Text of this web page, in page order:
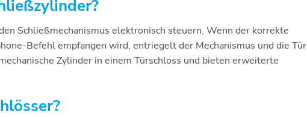
Schließmechanismus elektronisch steuern. Wenn der korrekte
Befehl empfangen wird, entriegelt der Mechanismus und die Tür
Zylinder in einem Türschloss und bieten erweiterte